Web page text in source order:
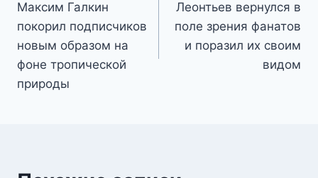
записям
Максим Галкин
покорил подписчиков
новым образом на
фоне тропической
природы
Леонтьев вернулся в
поле зрения фанатов
и поразил их своим
видом